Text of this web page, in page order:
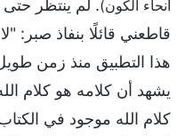
أنحاء الكون). لم ينتظر حتى
قاطعني قائلًا بنفاذ صبر:
هذا التطبيق منذ زمن
يشهد أن كلامه هو كلام
كلام الله موجود في